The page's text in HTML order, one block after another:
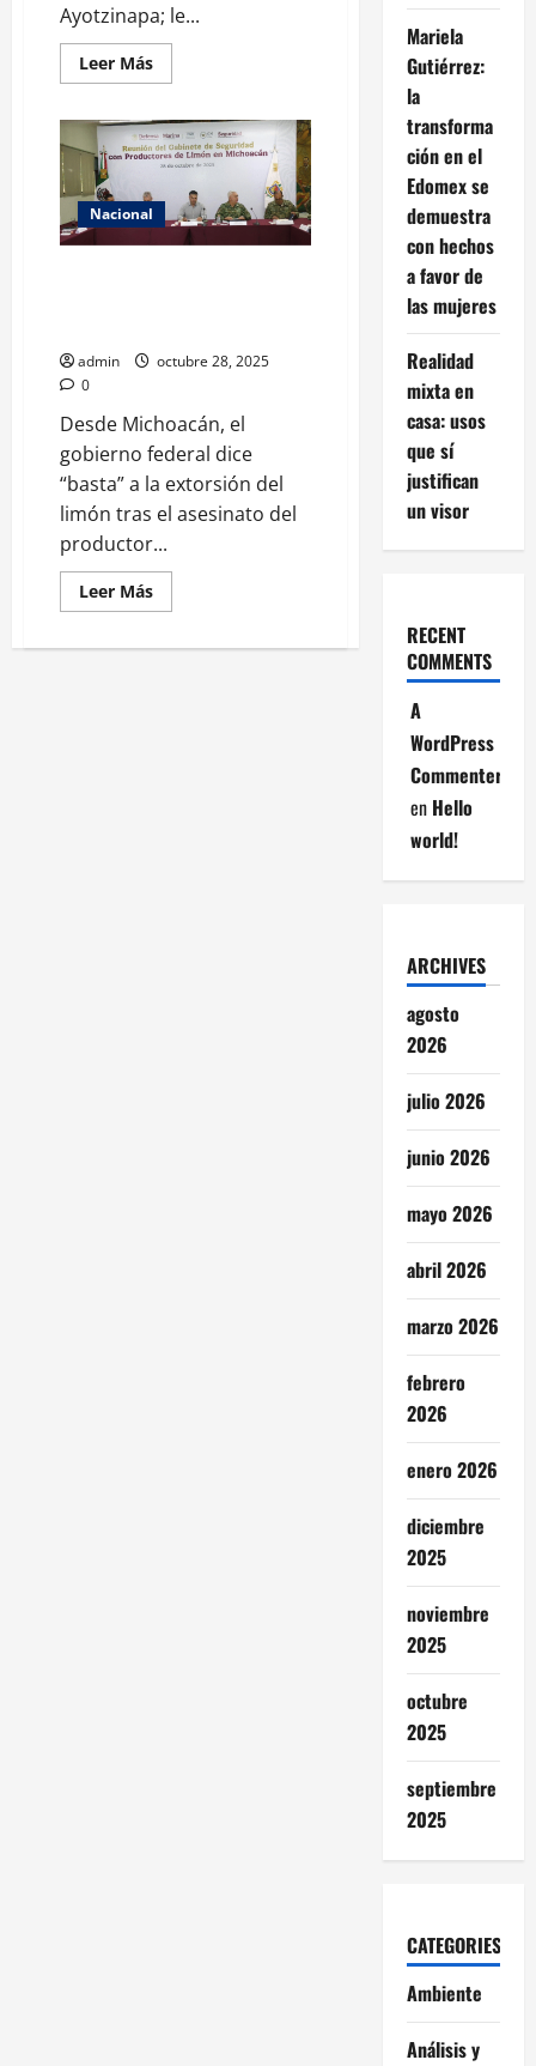
Ayotzinapa; le...
Leer MásLeer
más
Cae
en
Iguala
de
Tránsito
vinculado
a
Nacional
admin
octubre 28, 2025
0
Desde Michoacán, el
gobierno federal dice
“basta” a la extorsión del
limón tras el asesinato del
productor...
Leer MásLeer
más
Gabinete
Mariela
Gutiérrez:
la
transforma
ción en el
Edomex se
demuestra
con hechos
a favor de
las mujeres
Realidad
mixta en
casa: usos
que sí
justifican
un visor
RECENT
COMMENTS
A
WordPress
Commenter
en Hello
world!
ARCHIVES
agosto
2026
julio 2026
junio 2026
mayo 2026
abril 2026
marzo 2026
febrero
2026
enero 2026
diciembre
2025
noviembre
2025
octubre
2025
septiembre
2025
CATEGORIES
Ambiente
Análisis y